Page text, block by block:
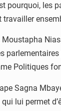
pourquoi,
Moustapha
Politiques
Sagna
lui permet